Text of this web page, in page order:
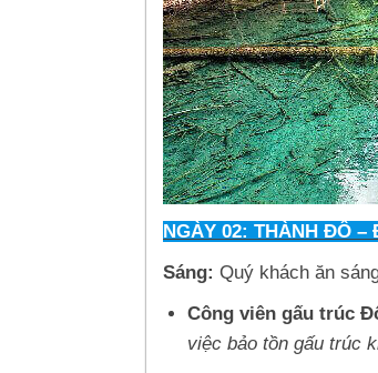
NGÀY 02: THÀNH
Sáng: Quý khách ăn
Công viên gấu trúc
việc bảo tồn gấu trúc